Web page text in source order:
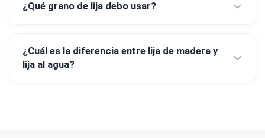
¿Qué grano de lija debo usar?
¿Cuál es la diferencia entre lija de madera y
lija al agua?